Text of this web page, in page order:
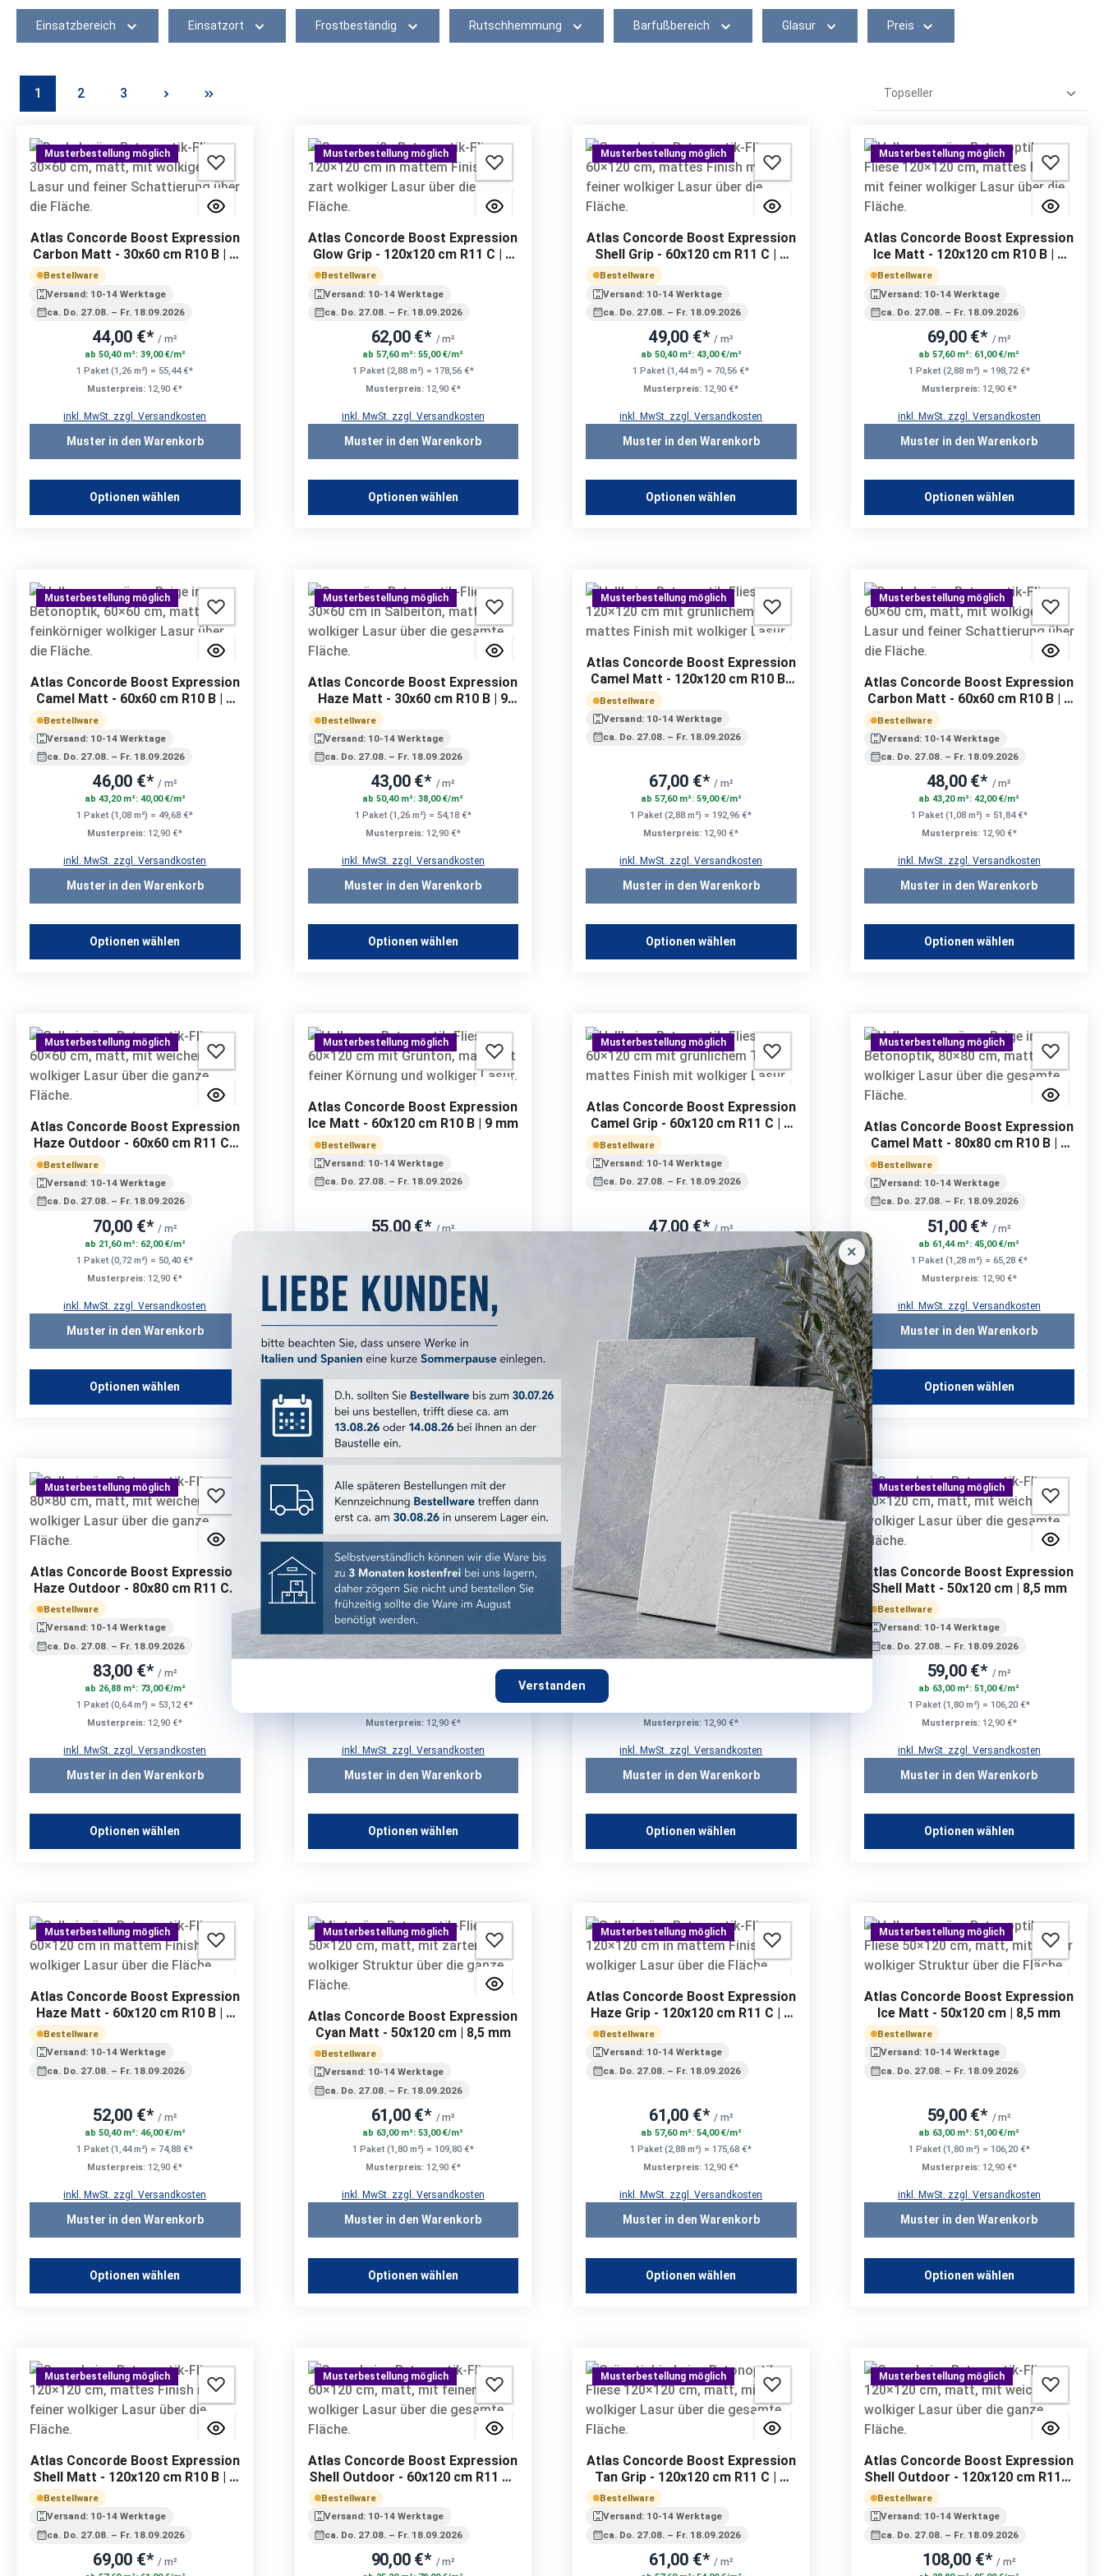
×
Verstanden
Einsatzbereich Einsatzort Frostbeständig Rutschhemmung Barfußbereich Glasur Preis
Seite
1
Seite
2
Seite
3
Musterbestellung möglich
Atlas Concorde Boost Expression
Carbon Matt - 30x60 cm R10 B | 9
Bestellware
Versand: 10-14 Werktage
ca. Do. 27.08. – Fr. 18.09.2026
44,00 €* / m²
ab 50,40 m²: 39,00 €/m²
1 Paket (1,26 m²) = 55,44 €*
Musterpreis: 12,90 €*
inkl. MwSt. zzgl. Versandkosten
Muster in den Warenkorb
Optionen wählen
Musterbestellung möglich
Atlas Concorde Boost Expression
Glow Grip - 120x120 cm R11 C | 9
Bestellware
Versand: 10-14 Werktage
ca. Do. 27.08. – Fr. 18.09.2026
62,00 €* / m²
ab 57,60 m²: 55,00 €/m²
1 Paket (2,88 m²) = 178,56 €*
Musterpreis: 12,90 €*
inkl. MwSt. zzgl. Versandkosten
Muster in den Warenkorb
Optionen wählen
Musterbestellung möglich
Atlas Concorde Boost Expression
Shell Grip - 60x120 cm R11 C | 9
Bestellware
Versand: 10-14 Werktage
ca. Do. 27.08. – Fr. 18.09.2026
49,00 €* / m²
ab 50,40 m²: 43,00 €/m²
1 Paket (1,44 m²) = 70,56 €*
Musterpreis: 12,90 €*
inkl. MwSt. zzgl. Versandkosten
Muster in den Warenkorb
Optionen wählen
Musterbestellung möglich
Atlas Concorde Boost Expression
Ice Matt - 120x120 cm R10 B | 9
Bestellware
Versand: 10-14 Werktage
ca. Do. 27.08. – Fr. 18.09.2026
69,00 €* / m²
ab 57,60 m²: 61,00 €/m²
1 Paket (2,88 m²) = 198,72 €*
Musterpreis: 12,90 €*
inkl. MwSt. zzgl. Versandkosten
Muster in den Warenkorb
Optionen wählen
Musterbestellung möglich
Atlas Concorde Boost Expression
Camel Matt - 60x60 cm R10 B | 9
Bestellware
Versand: 10-14 Werktage
ca. Do. 27.08. – Fr. 18.09.2026
46,00 €* / m²
ab 43,20 m²: 40,00 €/m²
1 Paket (1,08 m²) = 49,68 €*
Musterpreis: 12,90 €*
inkl. MwSt. zzgl. Versandkosten
Muster in den Warenkorb
Optionen wählen
Musterbestellung möglich
Atlas Concorde Boost Expression
Haze Matt - 30x60 cm R10 B | 9
Bestellware
Versand: 10-14 Werktage
ca. Do. 27.08. – Fr. 18.09.2026
43,00 €* / m²
ab 50,40 m²: 38,00 €/m²
1 Paket (1,26 m²) = 54,18 €*
Musterpreis: 12,90 €*
inkl. MwSt. zzgl. Versandkosten
Muster in den Warenkorb
Optionen wählen
Musterbestellung möglich
Atlas Concorde Boost Expression
Camel Matt - 120x120 cm R10 B |
Bestellware
Versand: 10-14 Werktage
ca. Do. 27.08. – Fr. 18.09.2026
67,00 €* / m²
ab 57,60 m²: 59,00 €/m²
1 Paket (2,88 m²) = 192,96 €*
Musterpreis: 12,90 €*
inkl. MwSt. zzgl. Versandkosten
Muster in den Warenkorb
Optionen wählen
Musterbestellung möglich
Atlas Concorde Boost Expression
Carbon Matt - 60x60 cm R10 B | 9
Bestellware
Versand: 10-14 Werktage
ca. Do. 27.08. – Fr. 18.09.2026
48,00 €* / m²
ab 43,20 m²: 42,00 €/m²
1 Paket (1,08 m²) = 51,84 €*
Musterpreis: 12,90 €*
inkl. MwSt. zzgl. Versandkosten
Muster in den Warenkorb
Optionen wählen
Musterbestellung möglich
Atlas Concorde Boost Expression
Haze Outdoor - 60x60 cm R11 C |
Bestellware
Versand: 10-14 Werktage
ca. Do. 27.08. – Fr. 18.09.2026
70,00 €* / m²
ab 21,60 m²: 62,00 €/m²
1 Paket (0,72 m²) = 50,40 €*
Musterpreis: 12,90 €*
inkl. MwSt. zzgl. Versandkosten
Muster in den Warenkorb
Optionen wählen
Musterbestellung möglich
Atlas Concorde Boost Expression
Ice Matt - 60x120 cm R10 B | 9 mm
Bestellware
Versand: 10-14 Werktage
ca. Do. 27.08. – Fr. 18.09.2026
55,00 €* / m²
Musterpreis: 12,90 €*
inkl. MwSt. zzgl. Versandkosten
Muster in den Warenkorb
Musterbestellung möglich
Atlas Concorde Boost Expression
Camel Grip - 60x120 cm R11 C | 9
Bestellware
Versand: 10-14 Werktage
ca. Do. 27.08. – Fr. 18.09.2026
47,00 €* / m²
1 Paket (1,44 m²) = 67,68 €*
Musterpreis:
12,90 €*
inkl. MwSt. zzgl. Versandkosten
Muster in den Warenkorb
Optionen wählen
Musterbestellung möglich
Atlas Concorde Boost Expression
Camel Matt - 80x80 cm R10 B | 9
Bestellware
Versand: 10-14 Werktage
ca. Do. 27.08. – Fr. 18.09.2026
51,00 €* / m²
ab 61,44 m²: 45,00 €/m²
1 Paket (1,28 m²) = 65,28 €*
Musterpreis: 12,90 €*
inkl. MwSt. zzgl. Versandkosten
Muster in den Warenkorb
Optionen wählen
Musterbestellung möglich
Atlas Concorde Boost Expression
Haze Outdoor - 80x80 cm R11 C |
Bestellware
Versand: 10-14 Werktage
ca. Do. 27.08. – Fr. 18.09.2026
83,00 €* / m²
ab 26,88 m²: 73,00 €/m²
1 Paket (0,64 m²) = 53,12 €*
Musterpreis: 12,90 €*
inkl. MwSt. zzgl. Versandkosten
Muster in den Warenkorb
Optionen wählen
Musterbestellung möglich
Atlas Concorde Boost Expression
Glow Matt - 30x60 cm R10 B | 9
mm
Bestellware
Versand: 10-14 Werktage
ca. Do. 27.08. – Fr. 18.09.2026
Musterpreis: 12,90 €*
inkl. MwSt. zzgl. Versandkosten
Muster in den Warenkorb
Optionen wählen
Musterbestellung möglich
Atlas Concorde Boost Expression
Ice Matt - 60x60 cm R10 B | 9 mm
Bestellware
Versand: 10-14 Werktage
ca. Do. 27.08. – Fr. 18.09.2026
Musterpreis: 12,90 €*
inkl. MwSt. zzgl. Versandkosten
Muster in den Warenkorb
Optionen wählen
Musterbestellung möglich
Atlas Concorde Boost Expression
Shell Matt - 50x120 cm | 8,5 mm
Bestellware
Versand: 10-14 Werktage
ca. Do. 27.08. – Fr. 18.09.2026
59,00 €* / m²
ab 63,00 m²: 51,00 €/m²
1 Paket (1,80 m²) = 106,20 €*
Musterpreis: 12,90 €*
inkl. MwSt. zzgl. Versandkosten
Muster in den Warenkorb
Optionen wählen
Musterbestellung möglich
Atlas Concorde Boost Expression
Haze Matt - 60x120 cm R10 B | 9
Bestellware
Versand: 10-14 Werktage
ca. Do. 27.08. – Fr. 18.09.2026
52,00 €* / m²
ab 50,40 m²: 46,00 €/m²
1 Paket (1,44 m²) = 74,88 €*
Musterpreis: 12,90 €*
inkl. MwSt. zzgl. Versandkosten
Muster in den Warenkorb
Optionen wählen
Musterbestellung möglich
Atlas Concorde Boost Expression
Cyan Matt - 50x120 cm | 8,5 mm
Bestellware
Versand: 10-14 Werktage
ca. Do. 27.08. – Fr. 18.09.2026
61,00 €* / m²
ab 63,00 m²: 53,00 €/m²
1 Paket (1,80 m²) = 109,80 €*
Musterpreis: 12,90 €*
inkl. MwSt. zzgl. Versandkosten
Muster in den Warenkorb
Optionen wählen
Musterbestellung möglich
Atlas Concorde Boost Expression
Haze Grip - 120x120 cm R11 C | 9
Bestellware
Versand: 10-14 Werktage
ca. Do. 27.08. – Fr. 18.09.2026
61,00 €* / m²
ab 57,60 m²: 54,00 €/m²
1 Paket (2,88 m²) = 175,68 €*
Musterpreis: 12,90 €*
inkl. MwSt. zzgl. Versandkosten
Muster in den Warenkorb
Optionen wählen
Musterbestellung möglich
Atlas Concorde Boost Expression
Ice Matt - 50x120 cm | 8,5 mm
Bestellware
Versand: 10-14 Werktage
ca. Do. 27.08. – Fr. 18.09.2026
59,00 €* / m²
ab 63,00 m²: 51,00 €/m²
1 Paket (1,80 m²) = 106,20 €*
Musterpreis: 12,90 €*
inkl. MwSt. zzgl. Versandkosten
Muster in den Warenkorb
Optionen wählen
Musterbestellung möglich
Atlas Concorde Boost Expression
Shell Matt - 120x120 cm R10 B | 9
Bestellware
Versand: 10-14 Werktage
ca. Do. 27.08. – Fr. 18.09.2026
69,00 €* / m²
Musterbestellung möglich
Atlas Concorde Boost Expression
Shell Outdoor - 60x120 cm R11 C |
Bestellware
Versand: 10-14 Werktage
ca. Do. 27.08. – Fr. 18.09.2026
90,00 €* / m²
Musterbestellung möglich
Atlas Concorde Boost Expression
Tan Grip - 120x120 cm R11 C | 9
Bestellware
Versand: 10-14 Werktage
ca. Do. 27.08. – Fr. 18.09.2026
61,00 €* / m²
Musterbestellung möglich
Atlas Concorde Boost Expression
Shell Outdoor - 120x120 cm R11 C
Bestellware
Versand: 10-14 Werktage
ca. Do. 27.08. – Fr. 18.09.2026
108,00 €* / m²